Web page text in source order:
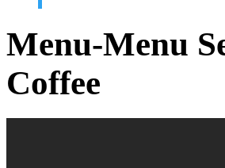
Menu-Menu
Coffee